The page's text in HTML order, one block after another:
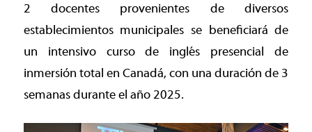
2 docentes provenientes de diversos
establecimientos municipales se beneficiará de
un intensivo curso de inglés presencial de
inmersión total en Canadá, con una duración de 3
semanas durante el año 2025.